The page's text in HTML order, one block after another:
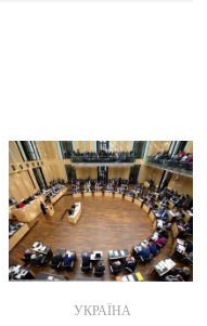
УКРАЇНА